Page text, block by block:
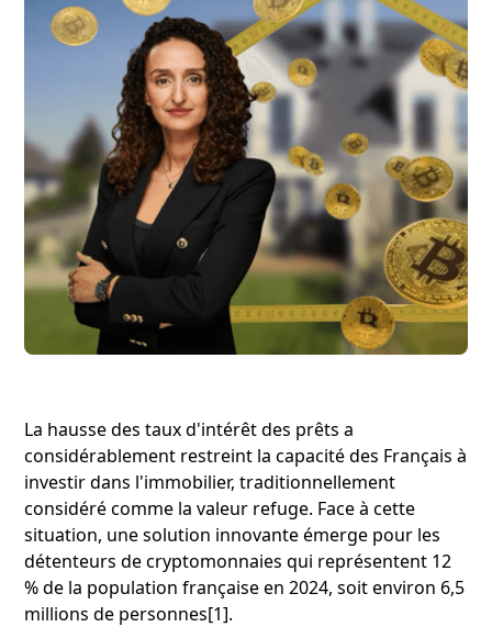
La hausse des taux d'intérêt des prêts a
considérablement restreint la capacité des Français à
investir dans l'immobilier, traditionnellement
considéré comme la valeur refuge. Face à cette
situation, une solution innovante émerge pour les
détenteurs de cryptomonnaies qui représentent 12
% de la population française en 2024, soit environ 6,5
millions de personnes[1].